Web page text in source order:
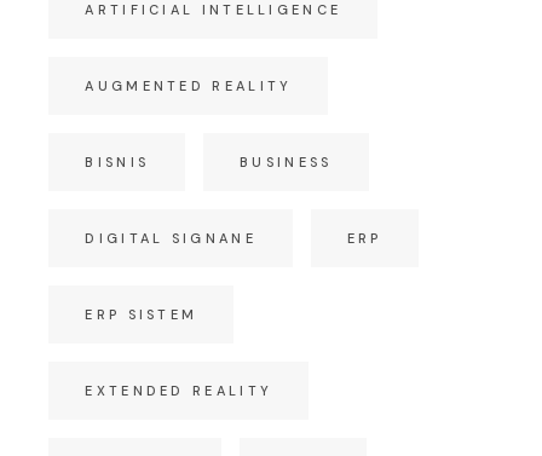
ARTIFICIAL INTELLIGENCE
AUGMENTED REALITY
BISNIS BUSINESS
DIGITAL SIGNANE ERP
ERP SISTEM
EXTENDED REALITY